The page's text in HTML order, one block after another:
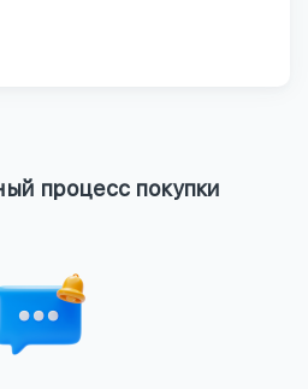
процесс покупки